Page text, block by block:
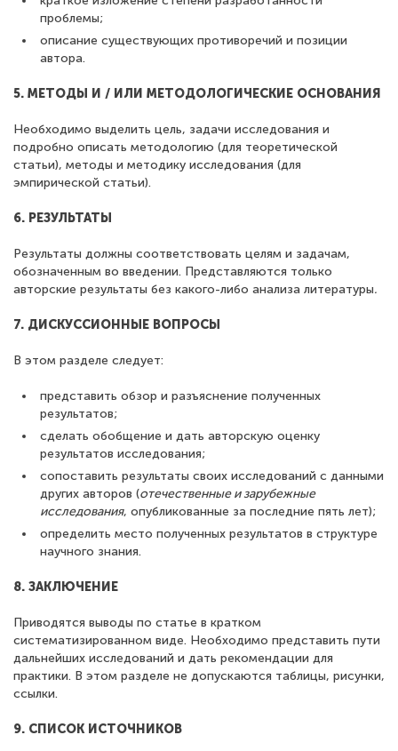
проблемы;
описание существующих противоречий и позиции
автора.
5. МЕТОДЫ И / ИЛИ МЕТОДОЛОГИЧЕСКИЕ ОСНОВАНИЯ
Необходимо выделить цель, задачи исследования и
подробно описать методологию (для теоретической
статьи), методы и методику исследования (для
эмпирической статьи).
6. РЕЗУЛЬТАТЫ
Результаты должны соответствовать целям и задачам,
обозначенным во введении. Представляются только
авторские результаты без какого-либо анализа литературы.
7. ДИСКУССИОННЫЕ ВОПРОСЫ
В этом разделе следует:
представить обзор и разъяснение полученных
результатов;
сделать обобщение и дать авторскую оценку
результатов исследования;
сопоставить результаты своих исследований с данными
других авторов (отечественные и зарубежные
исследования, опубликованные за последние пять лет);
определить место полученных результатов в структуре
научного знания.
8. ЗАКЛЮЧЕНИЕ
Приводятся выводы по статье в кратком
систематизированном виде. Необходимо представить пути
дальнейших исследований и дать рекомендации для
практики. В этом разделе не допускаются таблицы, рисунки,
ссылки.
9. СПИСОК ИСТОЧНИКОВ